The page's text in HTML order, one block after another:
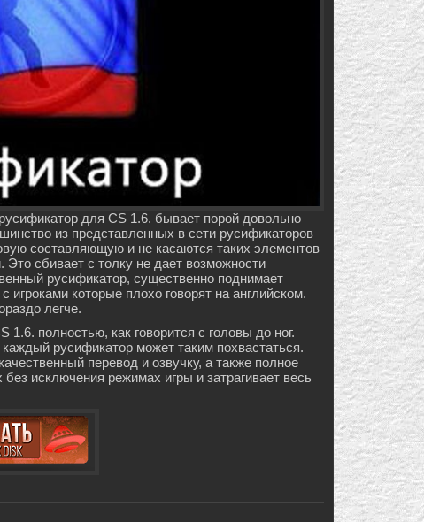
для CS 1.6. бывает порой довольно
из представленных в сети русификаторов
составляющую и не касаются таких элементов
сбивает с толку не дает возможности
русификатор, существенно поднимает
которые плохо говорят на английском.
легче.
полностью, как говорится с головы до ног.
русификатор может таким похвастаться.
перевод и озвучку, а также полное
исключения режимах игры и затрагивает весь